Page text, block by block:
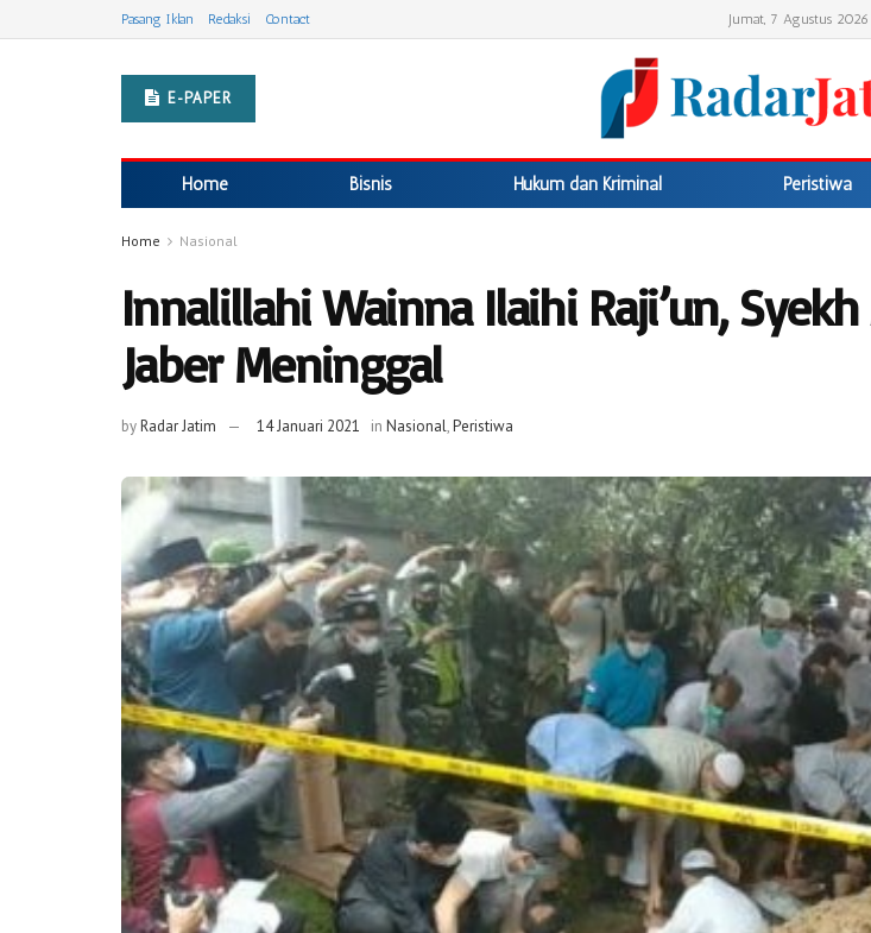
Pasang Iklan Redaksi Contact Jumat, 7 Agustus 2026
E-PAPER
Home Bisnis Hukum dan Kriminal Peristiwa
Home Nasional
Innalillahi Wainna Ilaihi Raji’un,
Jaber Meninggal
byRadar Jatim 14 Januari 2021 in Nasional,Peristiwa